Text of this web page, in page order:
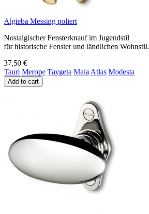
Algieba Messing poliert
Nostalgischer Fensterknauf im Jugendstil
für historische Fenster und ländlichen Wohnstil.
37,50 €
Tauri Merope Taygeta Maia Atlas Modesta
Add to cart